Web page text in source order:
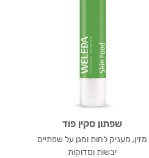
שפתון סקין פוד
מזין, מעניק לחות ומגן על שפתיים
יבשות וסדוקות